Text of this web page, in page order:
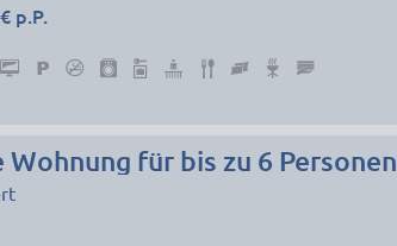
p.P.
Wohnung für bis zu 6 Personen